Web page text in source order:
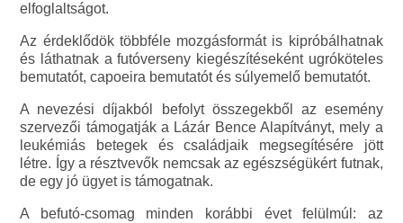
elfoglaltságot.
Az érdeklődök többféle mozgásformát is kipróbálhatnak
és láthatnak a futóverseny kiegészítéseként ugróköteles
bemutatót, capoeira bemutatót és súlyemelő bemutatót.
A nevezési díjakból befolyt összegekből az esemény
szervezői támogatják a Lázár Bence Alapítványt, mely a
leukémiás betegek és családjaik megsegítésére jött
létre. Így a résztvevők nemcsak az egészségükért futnak,
de egy jó ügyet is támogatnak.
A befutó-csomag minden korábbi évet felülmúl: az